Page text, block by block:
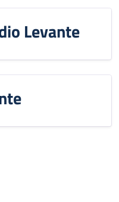
Levante